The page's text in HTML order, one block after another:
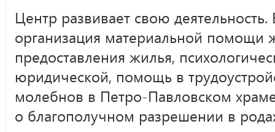
Центр развивает свою
организация материальной помощи
предоставления жилья,
юридической, помощь в
молебнов в Петро-Павловском
о благополучном разрешении в